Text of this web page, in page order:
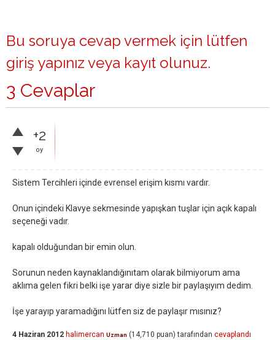
Bu soruya cevap vermek için lütfen
giriş yapınız veya kayıt olunuz.
3 Cevaplar
+2
oy
Sistem Tercihleri içinde evrensel erişim kısmı vardır.
Onun içindeki Klavye sekmesinde yapışkan tuşlar için açık kapalı
seçeneği vadır.
kapalı olduğundan bir emin olun.
Sorunun neden kaynaklandığınıtam olarak bilmiyorum ama
aklıma gelen fikri belki işe yarar diye sizle bir paylaşıyım dedim.
İşe yarayıp yaramadığını lütfen siz de paylaşır mısınız?
4 Haziran 2012 halimercan Uzman (14,710 puan) tarafından cevaplandı